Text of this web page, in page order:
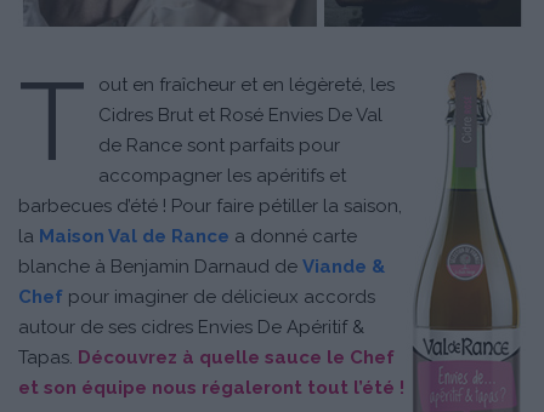
T
out en fraîcheur et en légèreté, les
Cidres Brut et Rosé Envies De Val
de Rance sont parfaits pour
accompagner les apéritifs et
barbecues d’été ! Pour faire pétiller la saison,
la Maison Val de Rance a donné carte
blanche à Benjamin Darnaud de Viande &
Chef pour imaginer de délicieux accords
autour de ses cidres Envies De Apéritif &
Tapas. Découvrez à quelle sauce le Chef
et son équipe nous régaleront tout l’été !